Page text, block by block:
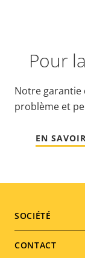
Pour
Notre garantie
problème et
EN
Footer
menu
SOCIÉTÉ
CONTACT